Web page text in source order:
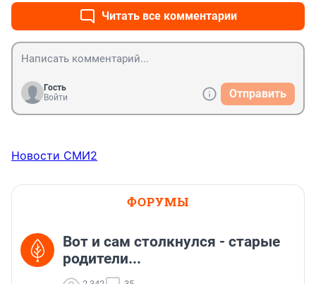
Читать все комментарии
Гость
Войти
Отправить
Новости СМИ2
ФОРУМЫ
Вот и сам столкнулся - старые
родители...